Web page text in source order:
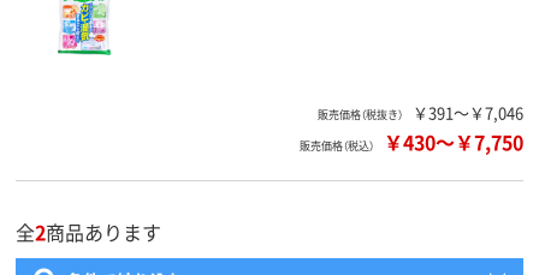
販売価格（税抜き） ￥391～￥7,046
販売価格（税込） ￥430～￥7,750
全2商品あります